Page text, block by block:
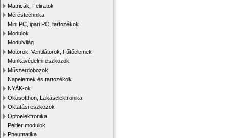
Matricák, Feliratok
Méréstechnika
Mini PC, ipari PC, tartozékok
Modulok
Modulvilág
Motorok, Ventilátorok, Fűtőelemek
Munkavédelmi eszközök
Műszerdobozok
Napelemek és tartozékok
NYÁK-ok
Okosotthon, Lakáselektronika
Oktatási eszközök
Optoelektronika
Peltier modulok
Pneumatika